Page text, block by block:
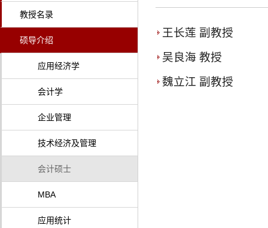
教授名录
硕导介绍
应用经济学
会计学
企业管理
技术经济及管理
会计硕士
MBA
应用统计
王长莲 副教授
吴良海 教授
魏立江 副教授